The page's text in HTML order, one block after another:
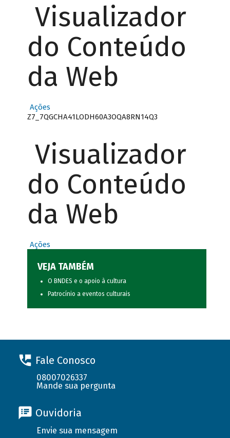
Visualizador
do Conteúdo
da Web
Ações
Z7_7QGCHA41LODH60A3OQA8RN14Q3
Visualizador
do Conteúdo
da Web
Ações
VEJA TAMBÉM
O BNDES e o apoio à cultura
Patrocínio a eventos culturais
Fale Conosco
08007026337
Mande sua pergunta
Ouvidoria
Envie sua mensagem